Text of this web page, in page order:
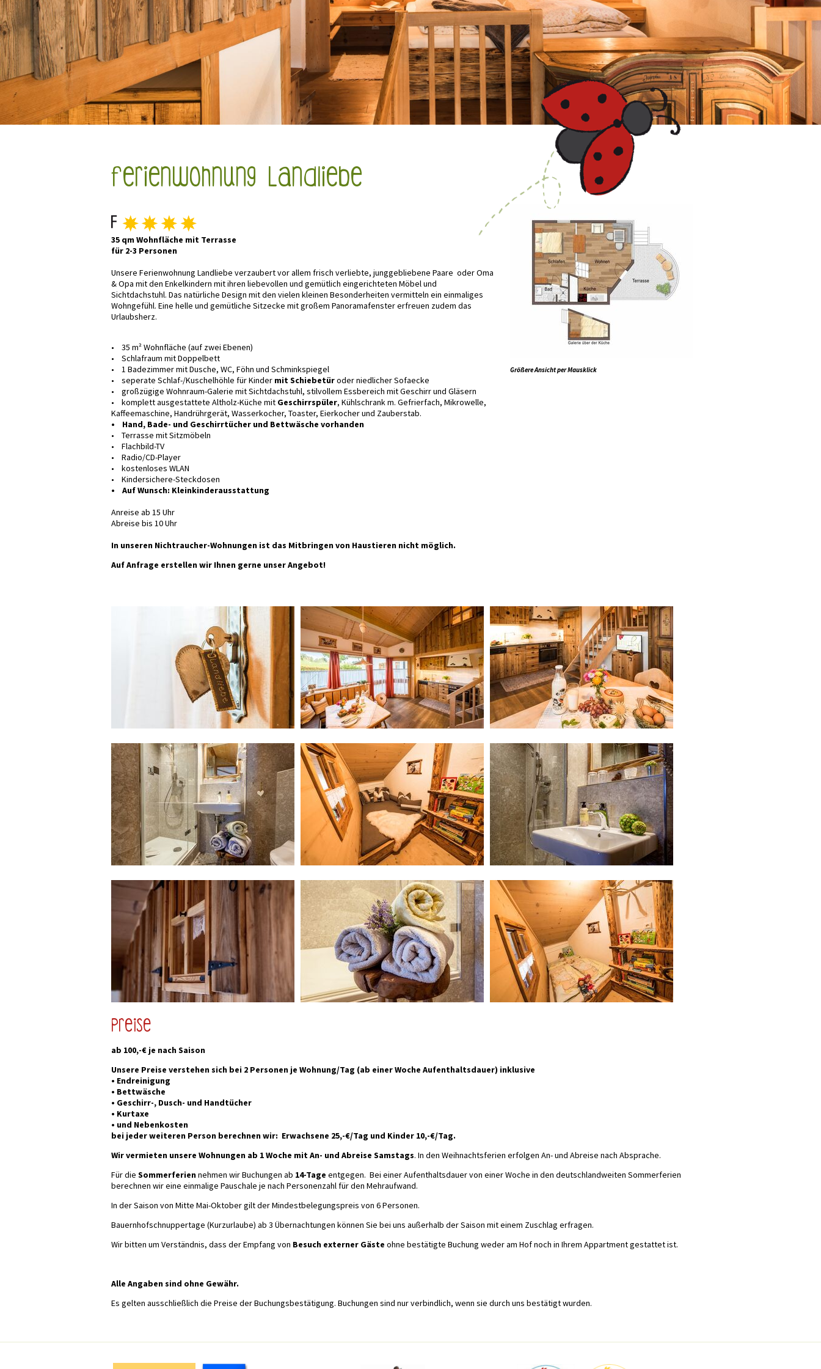
Ferienwohnung Landliebe
35 qm Wohnfläche mit Terrasse
für 2-3 Personen
Unsere Ferienwohnung Landliebe verzaubert vor allem frisch verliebte, junggebliebene Paare oder Oma
& Opa mit den Enkelkindern mit ihren liebevollen und gemütlich eingerichteten Möbel und
Sichtdachstuhl. Das natürliche Design mit den vielen kleinen Besonderheiten vermitteln ein einmaliges
Wohngefühl. Eine helle und gemütliche Sitzecke mit großem Panoramafenster erfreuen zudem das
Urlaubsherz.
• 35 m² Wohnfläche (auf zwei Ebenen)
• Schlafraum mit Doppelbett
• 1 Badezimmer mit Dusche, WC, Föhn und Schminkspiegel
• seperate Schlaf-/Kuschelhöhle für Kinder mit Schiebetüroder niedlicher Sofaecke
• großzügige Wohnraum-Galerie mit Sichtdachstuhl, stilvollem Essbereich mit Geschirr und Gläsern
• komplett ausgestattete Altholz-Küche mit Geschirrspüler, Kühlschrank m. Gefrierfach, Mikrowelle,
Kaffeemaschine, Handrührgerät, Wasserkocher, Toaster, Eierkocher und Zauberstab.
• Hand, Bade- und Geschirrtücher und Bettwäsche vorhanden
• Terrasse mit Sitzmöbeln
• Flachbild-TV
• Radio/CD-Player
• kostenloses WLAN
• Kindersichere-Steckdosen
• Auf Wunsch: Kleinkinderausstattung
Anreise ab 15 Uhr
Abreise bis 10 Uhr
In unseren Nichtraucher-Wohnungen ist das Mitbringen von Haustieren nicht möglich.
Auf Anfrage erstellen wir Ihnen gerne unser Angebot!
Größere Ansicht per Mausklick
Preise
ab 100,-€ je nach Saison
Unsere Preise verstehen sich bei 2 Personen je Wohnung/Tag (ab einer Woche Aufenthaltsdauer) inklusive
• Endreinigung
• Bettwäsche
• Geschirr-, Dusch- und Handtücher
• Kurtaxe
• und Nebenkosten
bei jeder weiteren Person berechnen wir: Erwachsene 25,-€/Tag und Kinder 10,-€/Tag.
Wir vermieten unsere Wohnungen ab 1 Woche mit An- und Abreise Samstags. In den Weihnachtsferien erfolgen An- und Abreise nach Absprache.
Für die Sommerferiennehmen wir Buchungen ab 14-Tage entgegen. Bei einer Aufenthaltsdauer von einer Woche in den deutschlandweiten Sommerferien
berechnen wir eine einmalige Pauschale je nach Personenzahl für den Mehraufwand.
In der Saison von Mitte Mai-Oktober gilt der Mindestbelegungspreis von 6 Personen.
Bauernhofschnuppertage (Kurzurlaube) ab 3 Übernachtungen können Sie bei uns außerhalb der Saison mit einem Zuschlag erfragen.
Wir bitten um Verständnis, dass der Empfang von Besuch externer Gäste ohne bestätigte Buchung weder am Hof noch in Ihrem Appartment gestattet ist.
Alle Angaben sind ohne Gewähr.
Es gelten ausschließlich die Preise der Buchungsbestätigung. Buchungen sind nur verbindlich, wenn sie durch uns bestätigt wurden.